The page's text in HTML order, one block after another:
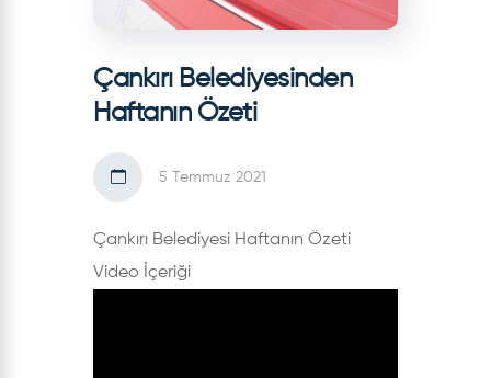
Çankırı Belediyesinden
Haftanın Özeti
5 Temmuz 2021
Çankırı Belediyesi Haftanın Özeti
Video İçeriği